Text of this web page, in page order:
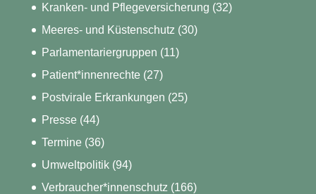
Kranken- und Pflegeversicherung (32)
Meeres- und Küstenschutz (30)
Parlamentariergruppen (11)
Patient*innenrechte(27)
Postvirale Erkrankungen (25)
Presse(44)
Termine(36)
Umweltpolitik(94)
Verbraucher*innenschutz (166)